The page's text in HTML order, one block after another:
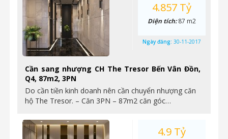
Cần sang nhượng CH The Tresor Bến Vân Đồn,
Q4, 87m2, 3PN
Do cần tiền kinh doanh nên cần chuyển nhượng căn
hộ The Tresor. – Căn 3PN – 87m2 căn góc…
4.857 Tỷ
Diện tích:87 m2
Ngày đăng: 30-11-2017
4.9 Tỷ